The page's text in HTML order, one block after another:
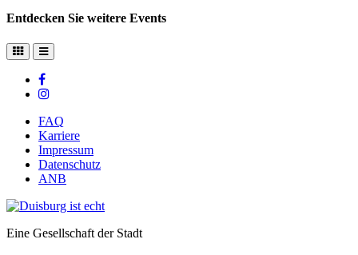
Entdecken Sie weitere Events
FAQ
Karriere
Impressum
Datenschutz
ANB
Eine Gesellschaft der Stadt